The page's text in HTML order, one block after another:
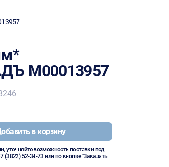
M00013957
в корзину
уточняйте возможность поставки под
(3822) 52-34-73 или по кнопке "Заказать